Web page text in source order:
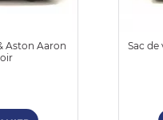
Aston Aaron
Sac